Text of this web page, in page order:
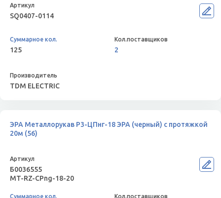
SQ0407-0114
125 2
TDM ELECTRIC
ЭРА Металлорукав Р3-ЦПнг-18 ЭРА (черный) с протяжкой
20м (56)
Б0036555
MT-RZ-CPng-18-20